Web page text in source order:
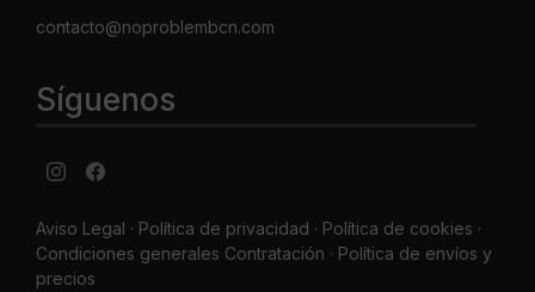
contacto@noproblembcn.com
Síguenos
Aviso Legal · Política de privacidad · Política de cookies ·
Condiciones generales Contratación · Política de envíos y
precios